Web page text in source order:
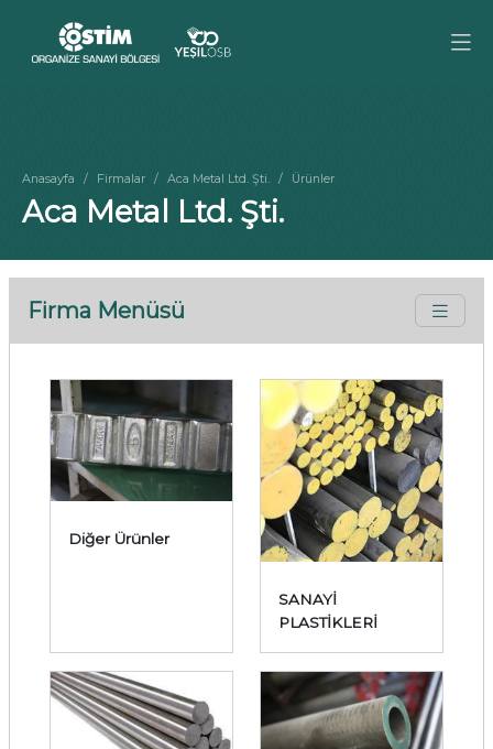
Anasayfa Firmalar Aca Metal Ltd. Şti. Ürünler
Aca Metal Ltd. Şti.
Firma Menüsü
Diğer Ürünler
SANAYİ
PLASTİKLERİ